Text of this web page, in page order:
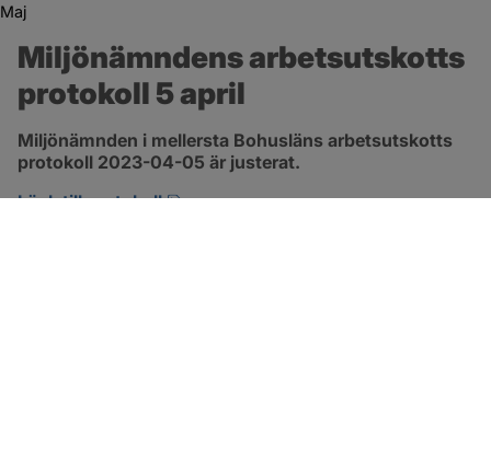
Maj
Miljönämndens arbetsutskotts
protokoll 5 april
Miljönämnden i mellersta Bohusläns arbetsutskotts
protokoll 2023-04-05 är justerat.
Länk till protokoll
pdf, 257.8 kB, öppnas i nytt fönster.